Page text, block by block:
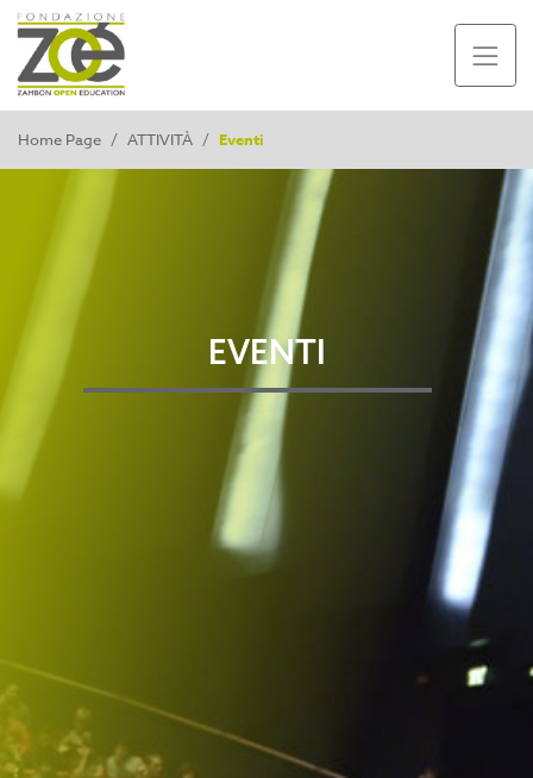
Home Page / ATTIVITÀ / Eventi
EVENTI